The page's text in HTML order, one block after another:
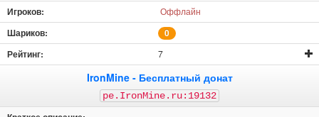
Оффлайн
0
7
IronMine - Бесплатный донат
pe.IronMine.ru:19132